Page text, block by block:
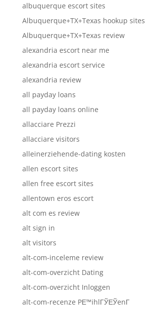
albuquerque escort sites
Albuquerque+TX+Texas hookup sites
Albuquerque+TX+Texas review
alexandria escort near me
alexandria escort service
alexandria review
all payday loans
all payday loans online
allacciare Prezzi
allacciare visitors
alleinerziehende-dating kosten
allen escort sites
allen free escort sites
allentown eros escort
alt com es review
alt sign in
alt visitors
alt-com-inceleme review
alt-com-overzicht Dating
alt-com-overzicht Inloggen
alt-com-recenze PЕ™ihlГЎЕЎenГ­